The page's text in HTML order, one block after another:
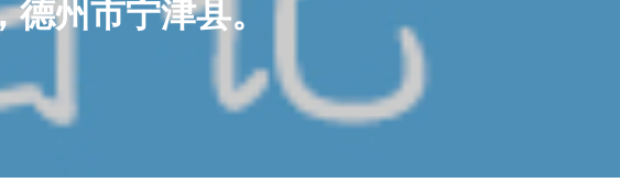
州市宁津县。